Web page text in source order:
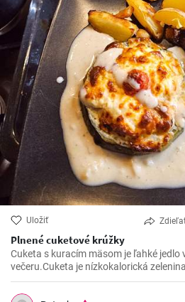
Uložiť
Plnené cuketové krúžky
Cuketa s kuracím mäsom je ľahké jedlo
večeru.Cuketa je nízkokalorická
kuracie mäso poskytuje kvalitný zdroj
chutné výsledné jedlo Vás určite očarí.